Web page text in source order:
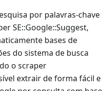
por palavras-chave
SE::Google::Suggest,
bases de
do sistema de busca
o scraper
extrair de forma fácil e